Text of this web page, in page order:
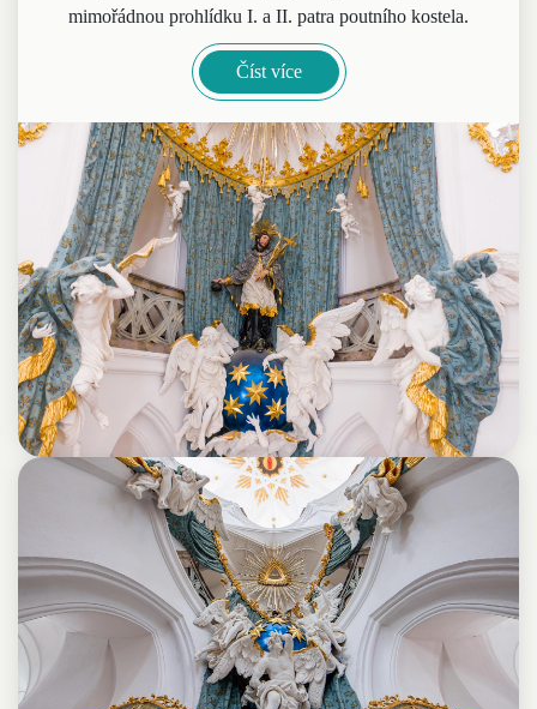
mimořádnou prohlídku I. a II. patra poutního kostela.
Číst více